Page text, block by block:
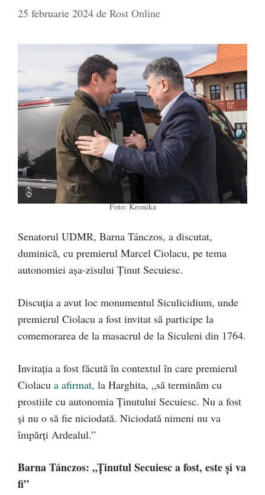
25 februarie 2024 de Rost Online
Foto: Kronika
Senatorul UDMR, Barna Tánczos, a discutat,
duminică, cu premierul Marcel Ciolacu, pe tema
autonomiei așa-zisului Ținut Secuiesc.
Discuția a avut loc monumentul Siculicidium, unde
premierul Ciolacu a fost invitat să participe la
comemorarea de la masacrul de la Siculeni din 1764.
Invitația a fost făcută în contextul în care premierul
Ciolacu a afirmat, la Harghita, „să terminăm cu
prostiile cu autonomia Ţinutului Secuiesc. Nu a fost
şi nu o să fie niciodată. Niciodată nimeni nu va
împărţi Ardealul.”
Barna Tánczos: „Ţinutul Secuiesc a fost, este şi va
fi”